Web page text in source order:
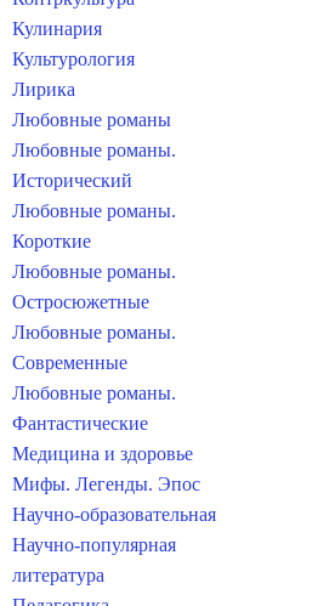
Кулинария
Культурология
Лирика
Любовные романы
Любовные романы.
Исторический
Любовные романы.
Короткие
Любовные романы.
Остросюжетные
Любовные романы.
Современные
Любовные романы.
Фантастические
Медицина и здоровье
Мифы. Легенды. Эпос
Научно-образовательная
Научно-популярная
литература